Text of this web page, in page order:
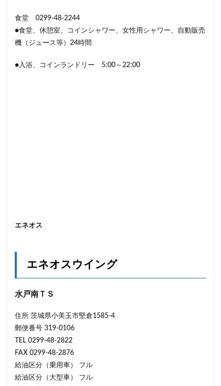
食堂 0299-48-2244
●食堂、休憩室、コインシャワー、女性用シャワー、自動販売
機（ジュース等）24時間
●入浴、コインランドリー 5:00～22:00
エネオス
エネオスウイング
水戸南ＴＳ
住所 茨城県小美玉市堅倉1585-4
郵便番号 319-0106
TEL 0299-48-2822
FAX 0299-48-2876
給油区分（乗用車） フル
給油区分（大型車） フル